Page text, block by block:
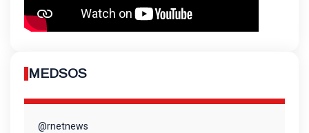
MEDSOS
@rnetnews